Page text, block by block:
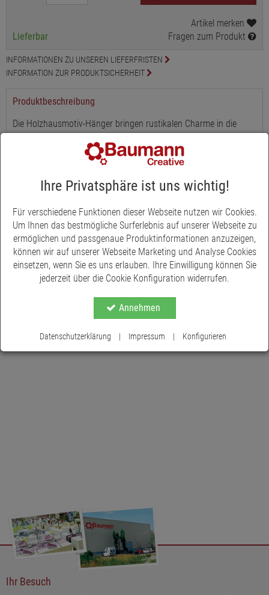
Lieferbar
Artikel merken
Fragen zum Produkt
INFORMATIONEN ZU UNSEREN LIEFERFRISTEN
INFORMATION ZUR PRODUKTSICHERHEIT
Produktbeschreibung
Die Holzhausmotiv-Hänger bringen rustikalen Charme in die
Weihnachtsdekoration. Mit einer Höhe von 4 - 6 cm und in den
Farben Braun, Hellgrün, Dunkelgrün und Weiß gehalten, fügen
sie sich harmonisch in verschiedene Dekorationsstile ein.?
Ob als Christbaumschmuck oder Geschenkanhänger - die
Ihr natürliches Design macht sie zu einem Blickfang an
Tannenzweigen, Adventskränzen oder Geschenkverpackungen.?
Das Set enthält 16 Hänger in vier verschiedenen Ausführungen.
Gefertigt aus wertigem Holz, stehen sie für Nachhaltigkeit und
Langlebigkeit. Ideal für eine stimmungsvolle Weihnachtszeit mit
natürlicher Note.
Ihr Besuch
Ihre Privatsphäre ist uns wichtig!
Für verschiedene Funktionen dieser Webseite nutzen wir Cookies.
Um Ihnen das bestmögliche Surferlebnis auf unserer Webseite zu
ermöglichen und passgenaue Produktinformationen anzuzeigen,
können wir auf unserer Webseite Marketing und Analyse Cookies
einsetzen, wenn Sie es uns erlauben. Ihre Einwilligung können Sie
jederzeit über die Cookie Konfiguration widerrufen.
Annehmen
Datenschutzerklärung | Impressum | Konfigurieren